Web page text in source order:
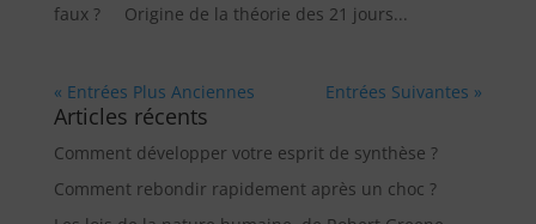
faux ? Origine de la théorie des 21 jours...
« Entrées Plus Anciennes Entrées Suivantes »
Articles récents
Comment développer votre esprit de synthèse ?
Comment rebondir rapidement après un choc ?